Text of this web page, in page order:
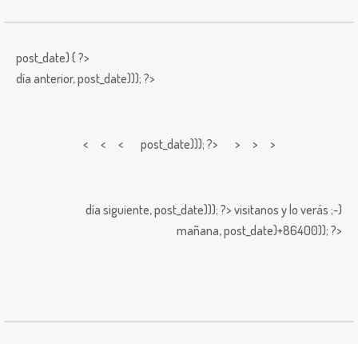
post_date) { ?>
día anterior,post_date))); ?>
< < < post_date))); ?> > > >
día siguiente,post_date))); ?> visitanos y lo verás ;-)
mañana,post_date)+86400)); ?>